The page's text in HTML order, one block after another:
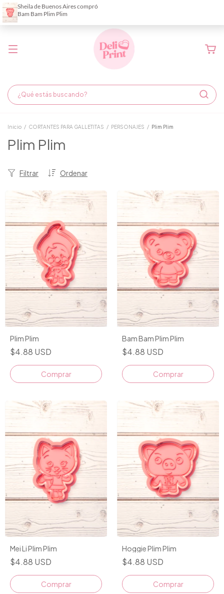
Demora de fabricación hasta 6 días hábiles
Inicio / CORTANTES PARA GALLETITAS / PERSONAJES / Plim Plim
Plim Plim
Ordenar
Filtrar
Plim Plim
$4.88 USD
Comprar
Bam Bam Plim Plim
$4.88 USD
Comprar
Mei Li Plim Plim
$4.88 USD
Comprar
Hoggie Plim Plim
$4.88 USD
Comprar